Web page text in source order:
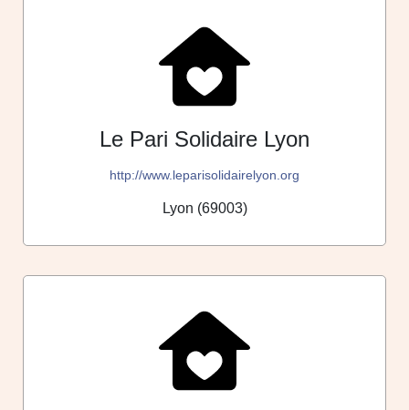
Le Pari Solidaire Lyon
http://www.leparisolidairelyon.org
Lyon (69003)